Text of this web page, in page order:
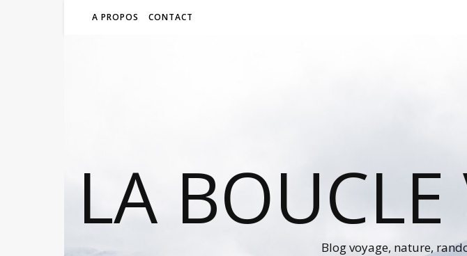
A PROPOS CONTACT
LA
Blog voyage, nature,